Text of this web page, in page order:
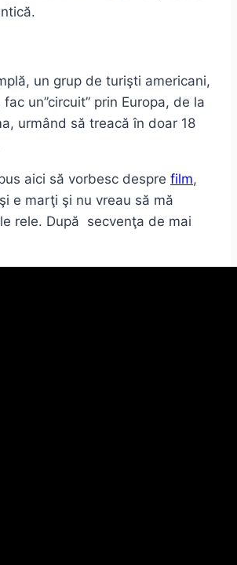
un grup de turişti americani,
un”circuit” prin Europa, de la
urmând să treacă în doar 18
aici să vorbesc despre film,
e marţi şi nu vreau să mă
rele. După secvenţa de mai